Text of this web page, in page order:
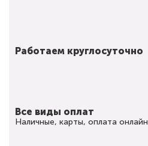
Работаем круглосуточно
Все виды оплат
Наличные, карты, оплата онлайн